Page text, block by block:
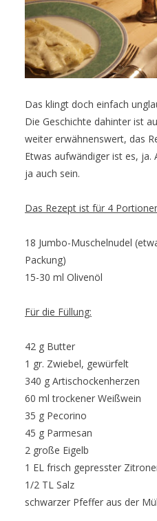
Das klingt doch einfach
Die Geschichte dahinter ist
weiter erwähnenswert, das
Etwas aufwändiger ist es, ja.
ja auch sein.
Das Rezept ist für 4
18 Jumbo-Muschelnudel
Packung)
15-30 ml Olivenöl
Für die Füllung:
42 g Butter
1 gr. Zwiebel, gewürfelt
340 g Artischockenherzen
60 ml trockener Weißwein
35 g Pecorino
45 g Parmesan
2 große Eigelb
1 EL frisch gepresster
1/2 TL Salz
schwarzer Pfeffer aus der